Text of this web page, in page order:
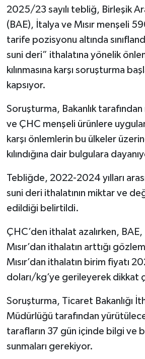
2025/23 sayılı tebliğ, Birleşik
(BAE), İtalya ve Mısır menşeli
tarife pozisyonu altında
suni deri” ithalatına yönelik
kılınmasına karşı soruşturma
kapsıyor.
Soruşturma, Bakanlık tarafından
ve ÇHC menşeli ürünlere
karşı önlemlerin bu ülkeler
kılındığına dair bulgulara
Tebliğde, 2022-2024 yılları
suni deri ithalatının miktar ve
edildiği belirtildi.
ÇHC’den ithalat azalırken,
Mısır’dan ithalatın arttığı
Mısır’dan ithalatın birim fiyatı
doları/kg’ye gerileyerek dikkat
Soruşturma, Ticaret Bakanlığı
Müdürlüğü tarafından
tarafların 37 gün içinde bilgi ve
sunmaları gerekiyor.